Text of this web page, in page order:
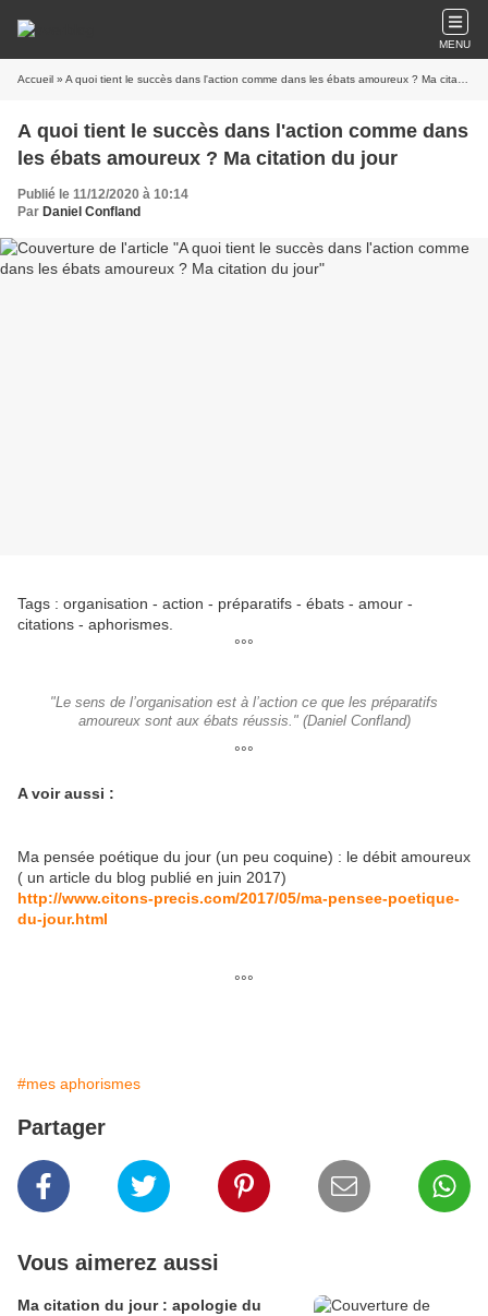
MENU
Accueil » A quoi tient le succès dans l'action comme dans les ébats amoureux ? Ma citation du jour
A quoi tient le succès dans l'action comme dans
les ébats amoureux ? Ma citation du jour
Publié le 11/12/2020 à 10:14
Par Daniel Confland
Tags : organisation - action - préparatifs - ébats - amour -
citations - aphorismes.
°°°
"Le sens de l’organisation est à l’action ce que les préparatifs
amoureux sont aux ébats réussis." (Daniel Confland)
°°°
A voir aussi :
Ma pensée poétique du jour (un peu coquine) : le débit amoureux
( un article du blog publié en juin 2017)
http://www.citons-precis.com/2017/05/ma-pensee-poetique-
du-jour.html
°°°
#mes aphorismes
Partager
Vous aimerez aussi
Ma citation du jour : apologie du